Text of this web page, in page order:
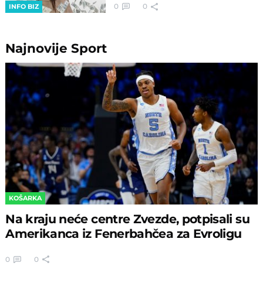
INFO BIZ 0 0
NajnovijeSport
KOŠARKA
Na kraju neće centre Zvezde, potpisali su
Amerikanca iz Fenerbahčea za Evroligu
0 0